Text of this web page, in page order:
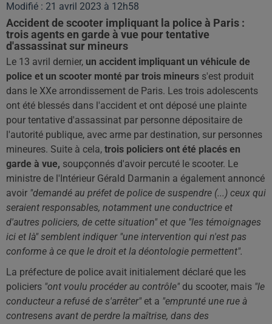
Modifié : 21 avril 2023 à 12h58
Accident de scooter impliquant la police à Paris :
trois agents en garde à vue pour tentative
d'assassinat sur mineurs
Le 13 avril dernier, un accident impliquant un véhicule de
police et un scooter monté par trois mineurs s'est produit
dans le XXe arrondissement de Paris. Les trois adolescents
ont été blessés dans l'accident et ont déposé une plainte
pour tentative d'assassinat par personne dépositaire de
l'autorité publique, avec arme par destination, sur personnes
mineures. Suite à cela, trois policiers ont été placés en
garde à vue, soupçonnés d'avoir percuté le scooter. Le
ministre de l'Intérieur Gérald Darmanin a également annoncé
avoir "demandé au préfet de police de suspendre (...) ceux qui
seraient responsables, notamment une conductrice et
d'autres policiers, de cette situation" et que "les témoignages
ici et là" semblent indiquer "une intervention qui n'est pas
conforme à ce que le droit et la déontologie permettent".
La préfecture de police avait initialement déclaré que les
policiers "ont voulu procéder au contrôle" du scooter, mais "le
conducteur a refusé de s'arrêter" et a "emprunté une rue à
contresens avant de perdre la maîtrise, dans des